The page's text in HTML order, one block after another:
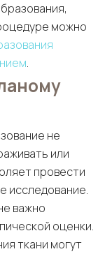
можно
.
не
или
провести
исследование.
важно
оценки.
ткани могут